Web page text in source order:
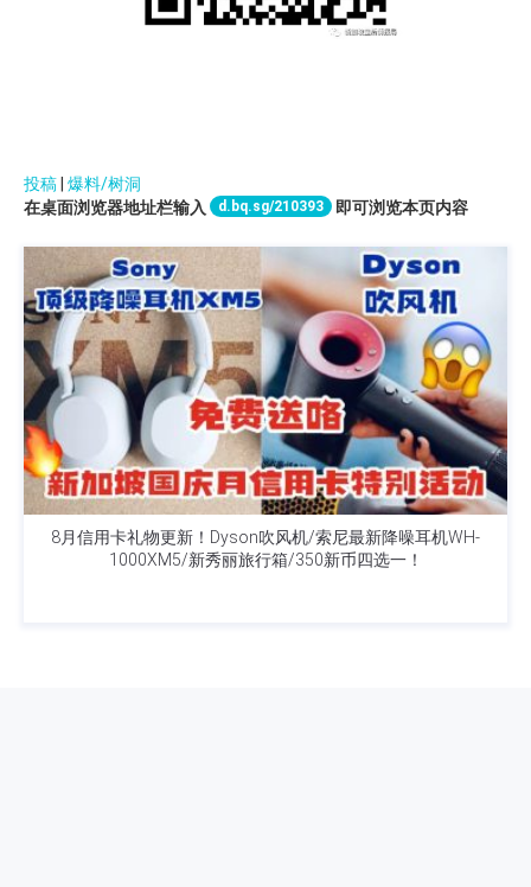
投稿 爆料/树洞
在桌面浏览器地址栏输入
d.bq.sg/210393 即可浏览本页内容
8月信用卡礼物更新！Dyson吹风机/索尼最新降噪耳机WH-
1000XM5/新秀丽旅行箱/350新币四选一！